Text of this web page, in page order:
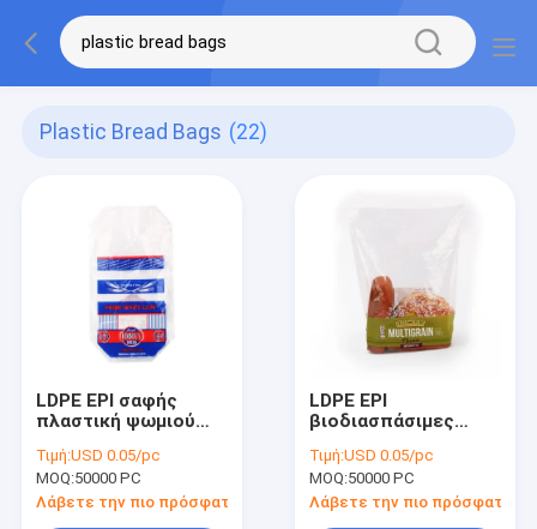
Plastic Bread Bags (22)
LDPE EPI σαφής
πλαστική ψωμιού
αποθήκευσης Eco
φιλική
Τιμή:USD 0.05/pc
MOQ:50000 PC
Λάβετε την πιο πρόσφατη τιμή
LDPE EPI
βιοδιασπάσιμες
συσκευασίας ψωμιού
με το λογότυπο
συνήθειας
Τιμή:USD 0.05/pc
MOQ:50000 PC
Λάβετε την πιο πρόσφατη